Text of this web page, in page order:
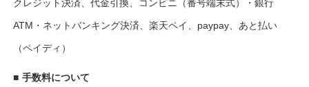
クレジット決済、代金引換、コンビニ（番号端末式）・銀行
ATM・ネットバンキング決済、楽天ペイ、paypay、あと払い
（ペイディ）
■ 手数料について